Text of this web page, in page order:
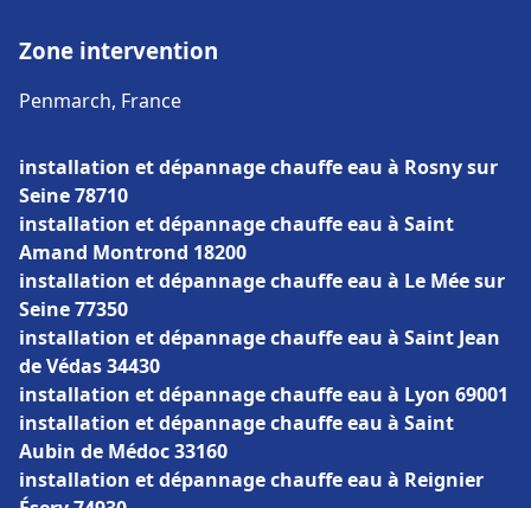
Zone intervention
Penmarch, France
installation et dépannage chauffe eau à Rosny sur
Seine 78710
installation et dépannage chauffe eau à Saint
Amand Montrond 18200
installation et dépannage chauffe eau à Le Mée sur
Seine 77350
installation et dépannage chauffe eau à Saint Jean
de Védas 34430
installation et dépannage chauffe eau à Lyon 69001
installation et dépannage chauffe eau à Saint
Aubin de Médoc 33160
installation et dépannage chauffe eau à Reignier